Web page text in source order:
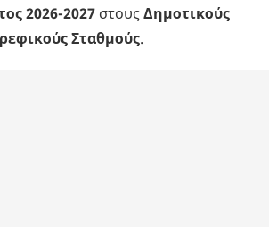
2026-2027 στουςΔημοτικούς
Σταθμούς.